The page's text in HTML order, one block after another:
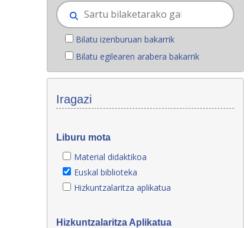
Bilatu izenburuan bakarrik
Bilatu egilearen arabera bakarrik
Iragazi
Liburu mota
Material didaktikoa
Euskal biblioteka
Hizkuntzalaritza aplikatua
Hizkuntzalaritza Aplikatua